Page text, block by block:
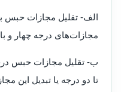
الف‌- تقلیل مجازات حبس
مجازات‌های درجه چهار و
ب- تقلیل مجازات حبس
تا دو درجه یا تبدیل این